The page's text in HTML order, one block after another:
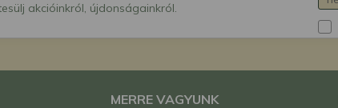
akcióinkról, újdonságainkról.
MERRE VAGYUNK